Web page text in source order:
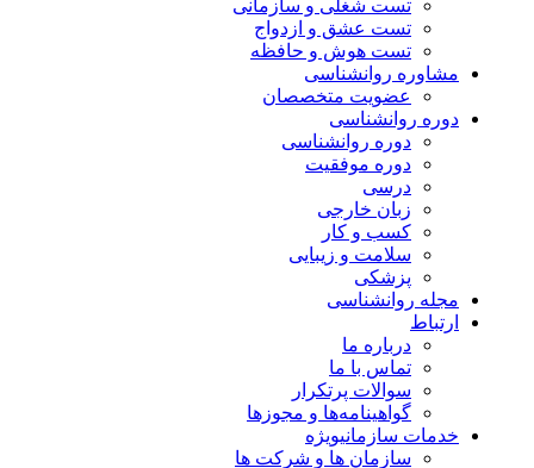
تست شغلی و سازمانی
تست عشق و ازدواج
تست هوش و حافظه
مشاوره روانشناسی
عضویت متخصصان
دوره روانشناسی
دوره روانشناسی
دوره موفقیت
درسی
زبان خارجی
کسب و کار
سلامت و زیبایی
پزشکی
مجله روانشناسی
ارتباط
درباره ما
تماس با ما
سوالات پرتکرار
گواهینامه‌ها و مجوزها
خدمات سازمانیویژه
سازمان ها و شرکت ها